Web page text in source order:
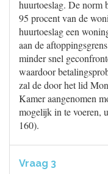
huurtoeslag. De norm
95 procent van de
huurtoeslag een
aan de
minder snel
waardoor
zal de door het lid
Kamer aangenomen
mogelijk in te voeren,
160).
Vraag 3